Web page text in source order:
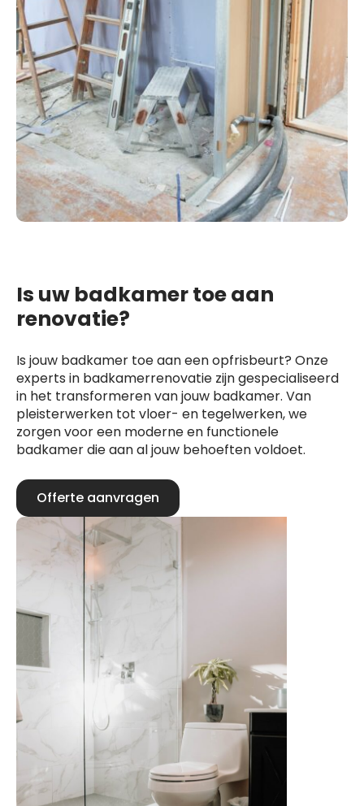
Is uw badkamer toe aan
renovatie?
Is jouw badkamer toe aan een opfrisbeurt? Onze
experts in badkamerrenovatie zijn gespecialiseerd
in het transformeren van jouw badkamer. Van
pleisterwerken tot vloer- en tegelwerken, we
zorgen voor een moderne en functionele
badkamer die aan al jouw behoeften voldoet.
Offerte aanvragen